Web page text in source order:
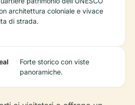
architettura coloniale e vivace
di strada.
Forte storico con viste
panoramiche.